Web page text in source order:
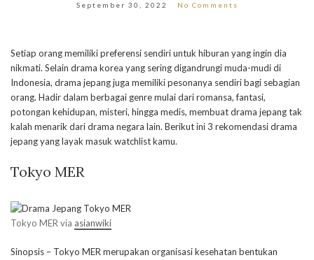
September 30, 2022 No Comments
Setiap orang memiliki preferensi sendiri untuk hiburan yang ingin dia
nikmati. Selain drama korea yang sering digandrungi muda-mudi di
Indonesia, drama jepang juga memiliki pesonanya sendiri bagi sebagian
orang. Hadir dalam berbagai genre mulai dari romansa, fantasi,
potongan kehidupan, misteri, hingga medis, membuat drama jepang tak
kalah menarik dari drama negara lain. Berikut ini 3 rekomendasi drama
jepang yang layak masuk watchlist kamu.
Tokyo MER
Tokyo MER via asianwiki
Sinopsis – Tokyo MER merupakan organisasi kesehatan bentukan